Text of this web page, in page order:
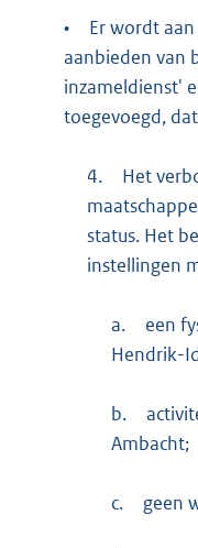
•
Er wordt
aanbieden van
inzameldienst'
toegevoegd,
4.
Het
status. Het
instellingen
a.
een
Hendrik-
b.
Ambacht;
c. geen